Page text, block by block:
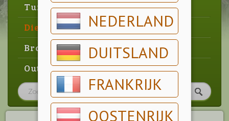
NEDERLAND
DUITSLAND
FRANKRIJK
OOSTENRIJK
Tuin
Dier
Brood & gebak
Outlet